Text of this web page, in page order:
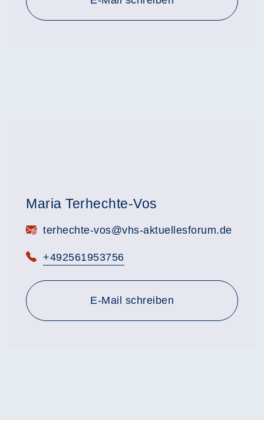
Maria Terhechte-Vos
E-Mail:terhechte-vos@vhs-aktuellesforum.de
Telefon:
+492561953756
E-Mail schreiben